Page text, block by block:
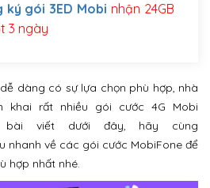
ký gói 3ED Mobi nhận 24GB
3 ngày
dàng có sự lựa chọn phù hợp, nhà
khai rất nhiều gói cước 4G Mobi
bài viết dưới đây, hãy cùng
nhanh về các gói cước MobiFone để
hợp nhất nhé.